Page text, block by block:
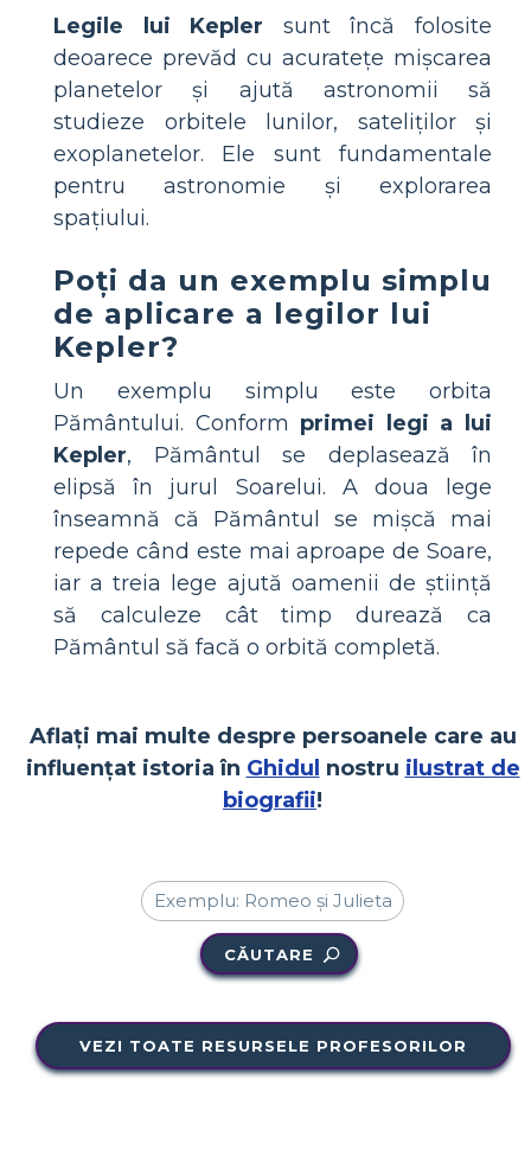
Legile lui Kepler sunt încă folosite
deoarece prevăd cu acuratețe mișcarea
planetelor și ajută astronomii să
studieze orbitele lunilor, sateliților și
exoplanetelor. Ele sunt fundamentale
pentru astronomie și explorarea
spațiului.
Poți da un exemplu simplu
de aplicare a legilor lui
Kepler?
Un exemplu simplu este orbita
Pământului. Conform primei legi a lui
Kepler, Pământul se deplasează în
elipsă în jurul Soarelui. A doua lege
înseamnă că Pământul se mișcă mai
repede când este mai aproape de Soare,
iar a treia lege ajută oamenii de știință
să calculeze cât timp durează ca
Pământul să facă o orbită completă.
Aflați mai multe despre persoanele care au
influențat istoria în Ghidul nostru ilustrat de
biografii!
CĂUTARE
VEZI TOATE RESURSELE PROFESORILOR